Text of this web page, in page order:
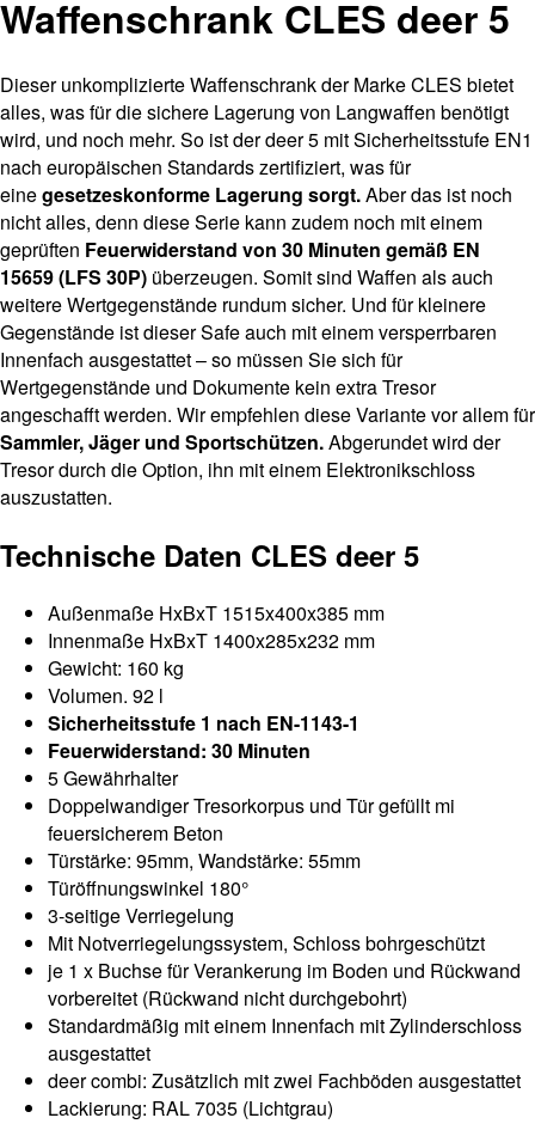
Waffenschrank CLES deer 5
Dieser unkomplizierte Waffenschrank der Marke CLES bietet
alles, was für die sichere Lagerung von Langwaffen benötigt
wird, und noch mehr. So ist der deer 5 mit Sicherheitsstufe EN1
nach europäischen Standards zertifiziert, was für
einegesetzeskonforme Lagerung sorgt.Aber das ist noch
nicht alles, denn diese Serie kann zudem noch mit einem
geprüften Feuerwiderstand von 30 Minuten gemäß EN
15659 (LFS 30P) überzeugen. Somit sind Waffen als auch
weitere Wertgegenstände rundum sicher. Und für kleinere
Gegenstände ist dieser Safe auch mit einem versperrbaren
Innenfach ausgestattet – so müssen Sie sich für
Wertgegenstände und Dokumente kein extra Tresor
angeschafft werden. Wir empfehlen diese Variante vor allem für
Sammler, Jäger und Sportschützen.Abgerundet wird der
Tresor durch die Option, ihn mit einem Elektronikschloss
auszustatten.
Technische Daten CLES deer 5
Außenmaße HxBxT 1515x400x385 mm
Innenmaße HxBxT 1400x285x232 mm
Gewicht: 160 kg
Volumen. 92 l
Sicherheitsstufe 1 nach EN-1143-1
Feuerwiderstand: 30 Minuten
5 Gewährhalter
Doppelwandiger Tresorkorpus und Tür gefüllt mi
feuersicherem Beton
Türstärke: 95mm, Wandstärke: 55mm
Türöffnungswinkel 180°
3-seitige Verriegelung
Mit Notverriegelungssystem, Schloss bohrgeschützt
je 1 x Buchse für Verankerung im Boden und Rückwand
vorbereitet (Rückwand nicht durchgebohrt)
Standardmäßig mit einem Innenfach mit Zylinderschloss
ausgestattet
deer combi: Zusätzlich mit zwei Fachböden ausgestattet
Lackierung: RAL 7035 (Lichtgrau)